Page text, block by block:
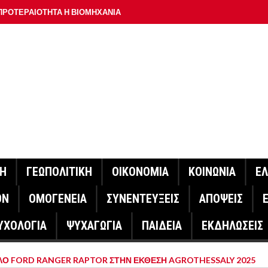
Η ΒΙΟΜΗΧΑΝΙΑ
Η ΠΛΑΤΦΟΡΜΑ
ΣΑΝ ΣΗΜΕΡΑ
Ο ΜΗΤΣΟΤΑΚΗΣ ΓΙΑ ΤΟΥΣ ΠΥΡΟΠΛΗΚΤΟΥΣ
ΕΡΕΥΝΗΤΗΣ ΣΤΗ ΔΑΝΙΑ ΣΧΕΔΙΑΖΕΙ DRONE ΓΙΑ ΤΗ
ΓΕΩΠΟΛΙΤΙΚΗ ΟΙΚΟΝΟΜΙΑ ΚΟΙΝΩΝΙΑ
ΟΜΟΓΕΝΕΙΑ ΣΥΝΕΝΤΕΥΞΕΙΣ ΑΠΟΨΕΙΣ
ΨΥΧΑΓΩΓΙΑ ΠΑΙΔΕΙΑ ΕΚΔΗΛΩΣΕΙΣ
RANGER RAPTOR ΣΤΗΝ ΕΚΘΕΣΗ AGROTHESSALY 2025